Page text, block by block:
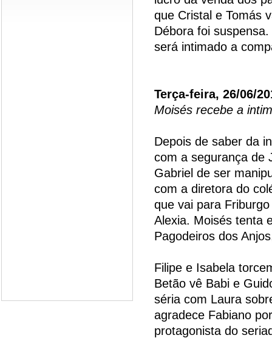
que Cristal e Tomás
Débora foi
será intimado a
Terça-feira, 26/06/
Moisés recebe a
Depois de saber da
com a segurança de
Gabriel de ser
com a diretora do
que vai para
Alexia. Moisés tenta
Pagodeiros dos
Filipe e Isabela
Betão vê Babi e
séria com Laura
agradece Fabiano
protagonista do